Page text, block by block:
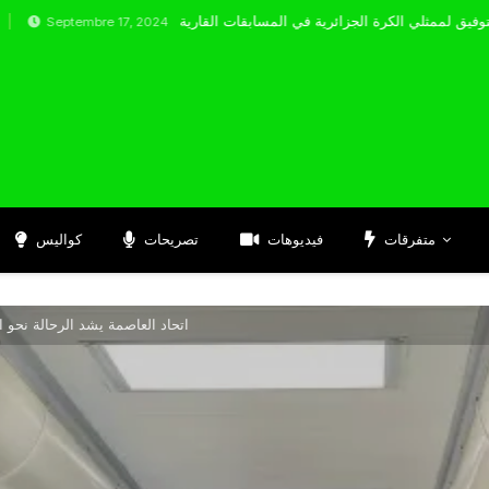
17, 2024
كواليس تصريحات فيديوهات متفرقات
اتحاد العاصمة يشد الرحالة نحو